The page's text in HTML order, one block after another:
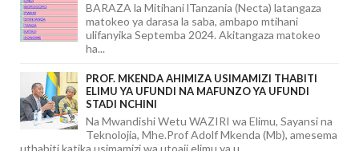
BARAZA la Mitihani lTanzania (Necta) latangaza
matokeo ya darasa la saba, ambapo mtihani
ulifanyika Septemba 2024. Akitangaza matokeo
ha...
PROF. MKENDA AHIMIZA USIMAMIZI THABITI
ELIMU YA UFUNDI NA MAFUNZO YA UFUNDI
STADI NCHINI
Na Mwandishi Wetu WAZIRI wa Elimu, Sayansi na
Teknolojia, Mhe.Prof Adolf Mkenda (Mb), amesema
uthabiti katika usimamizi wa utoaji elimu ya u...